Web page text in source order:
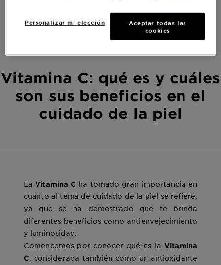
Vitamina C: qué es y cuáles
son sus beneficios en el
cuidado de la piel
LaVitamina C ha tomado gran importancia en
cuanto al tema de cuidado de la piel se refiere,
ya que se ha demostrado que te brinda
diferentes beneficios como antienvejecimiento
y luminosidad.
Comencemos por conocer qué es laVitamina
C, considerada también como un antioxidante
Aceptar todas las
cookies
Personalizar mi elección